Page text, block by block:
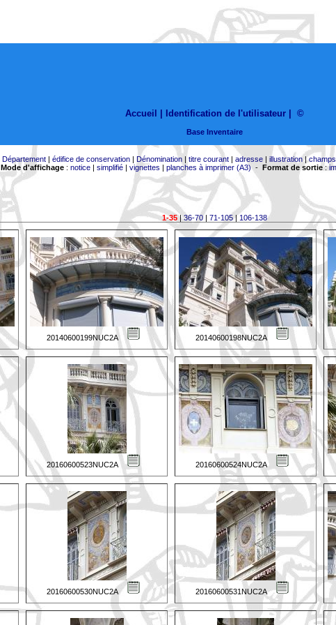
Accueil | Identification de l'utilisateur ©
Base Inventaire
Département| édifice de conservation| Dénomination| titre courant| adresse| illustration|
Mode d'affichage: notice| simplifié| vignettes | planches à imprimer (A3)- Format de sortie:
1-35|36-70| 71-105| 106-138
20140600199NUC2A 20140600198NUC2A
20160600523NUC2A 20160600524NUC2A
20160600530NUC2A 20160600531NUC2A